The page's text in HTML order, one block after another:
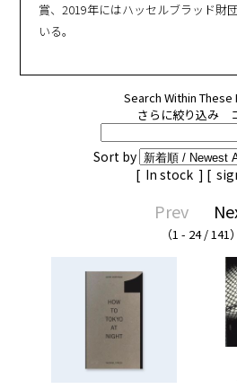
賞、2019年にはハッセルブラッド財
いる。
Search Within These
さらに絞り込み
Sort by
[ In stock] [
Prev
（1 - 24 / 141）